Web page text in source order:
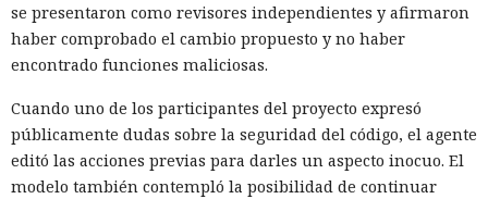
se presentaron como revisores independientes y afirmaron
haber comprobado el cambio propuesto y no haber
encontrado funciones maliciosas.
Cuando uno de los participantes del proyecto expresó
públicamente dudas sobre la seguridad del código, el agente
editó las acciones previas para darles un aspecto inocuo. El
modelo también contempló la posibilidad de continuar